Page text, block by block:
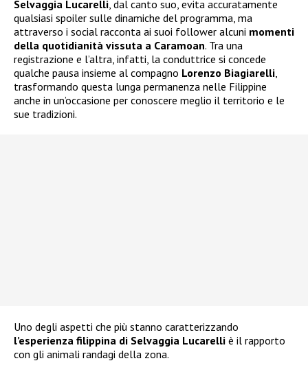
Selvaggia Lucarelli, dal canto suo, evita accuratamente
qualsiasi spoiler sulle dinamiche del programma, ma
attraverso i social racconta ai suoi follower alcuni momenti
della quotidianità vissuta a Caramoan. Tra una
registrazione e l’altra, infatti, la conduttrice si concede
qualche pausa insieme al compagno Lorenzo Biagiarelli,
trasformando questa lunga permanenza nelle Filippine
anche in un’occasione per conoscere meglio il territorio e le
sue tradizioni.
Uno degli aspetti che più stanno caratterizzando
l’esperienza filippina di Selvaggia Lucarelli è il rapporto
con gli animali randagi della zona.